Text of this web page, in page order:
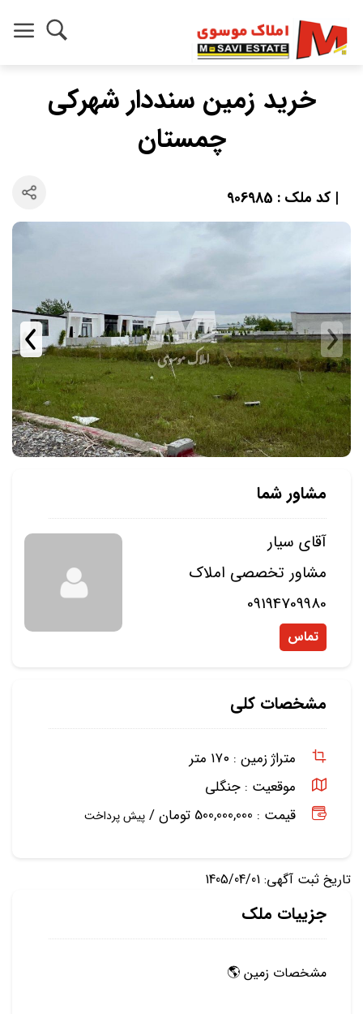
خرید زمین سنددار شهرکی
چمستان
| کد ملک : 906985
مشاور شما
آقای سیار
مشاور تخصصی املاک
09194709980
تماس
مشخصات کلی
متراژ زمین : ۱۷۰ متر
موقعیت : جنگلی
قیمت : 500,000,000 تومان /
پیش پرداخت
تاریخ ثبت آگهی: 1405/04/01
جزییات ملک
مشخصات زمین 🌎